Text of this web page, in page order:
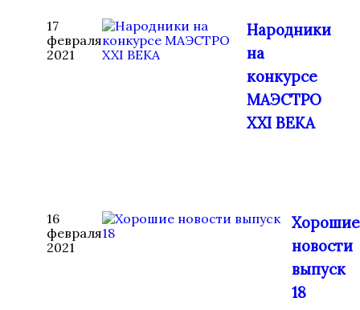
17
февраля
2021
Народники
на
конкурсе
МАЭСТРО
XXI ВЕКА
16
февраля
2021
Хорошие
новости
выпуск
18